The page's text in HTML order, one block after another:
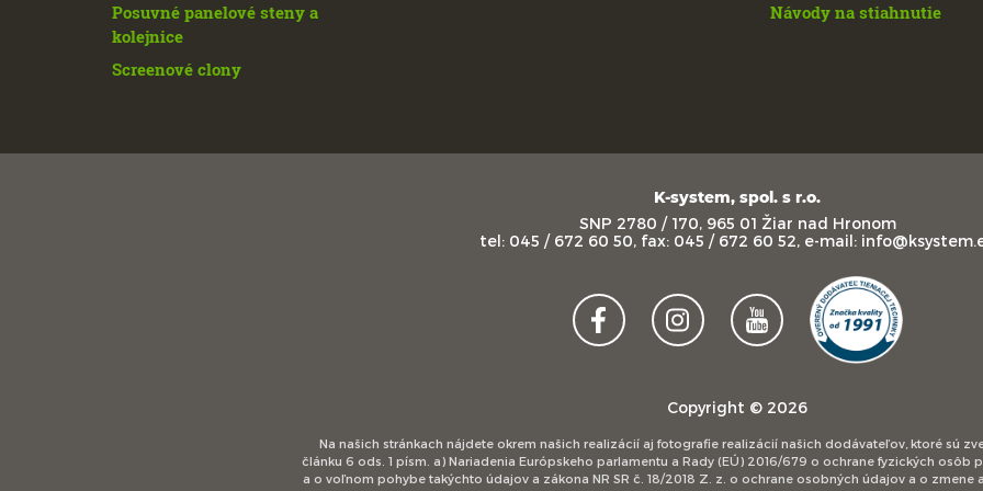
Posuvné panelové steny a
kolejnice
Screenové clony
Návody na stiahnutie
K-system, spol. s r.o.
SNP 2780 / 170, 965 01 Žiar nad Hronom
tel: 045 / 672 60 50, fax: 045 / 672 60 52, e-mail:
Copyright © 2026
Na našich stránkach nájdete okrem našich realizácií aj fotografie realizácií našich dodávateľov, ktoré sú
článku 6 ods. 1 písm. a) Nariadenia Európskeho parlamentu a Rady (EÚ) 2016/679 o ochrane fyzických osôb
a o voľnom pohybe takýchto údajov a zákona NR SR č. 18/2018 Z. z. o ochrane osobných údajov a o zmene